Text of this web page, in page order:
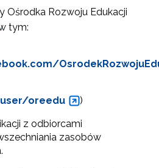
Ośrodka Rozwoju Edukacji
tym:
oreedu
)
z odbiorcami
zasobów